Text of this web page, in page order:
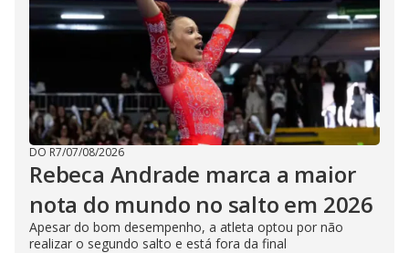
DO R7/07/08/2026
Rebeca Andrade marca a maior
nota do mundo no salto em 2026
Apesar do bom desempenho, a atleta optou por não
realizar o segundo salto e está fora da final